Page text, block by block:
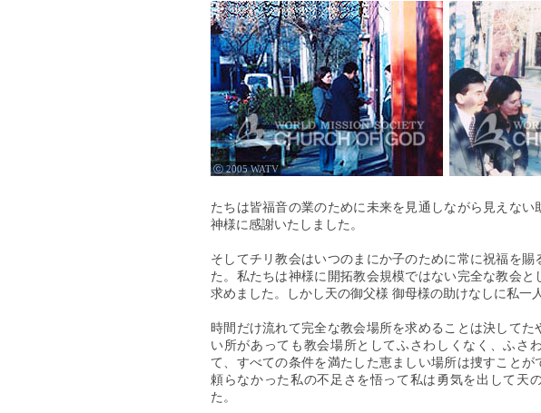
ⓒ 2005 WATV
たちは皆福音の業のために未来を見通しながら見えな
神様に感謝いたしました。
そしてチリ教会はいつのまにか子のために常に祝福を
た。私たちは神様に開拓教会規模ではない完全な教会
求めました。しかし天の御父様 御母様の助けなしに私一
時間だけ流れて完全な教会場所を求めることは決して
い所があっても教会場所としてふさわしくなく、ふさ
て、すべての条件を満たした恵ましい場所は捜すこと
頼らなかった私の不足さを悟って私は勇気を出して天
た。